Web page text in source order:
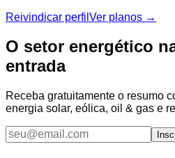
Reivindicar perfil Ver planos →
O setor energético
entrada
Receba gratuitamente o resumo
energia solar, eólica, oil & gas e